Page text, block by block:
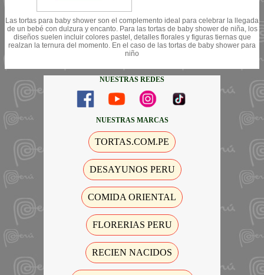
Las tortas para baby shower son el complemento ideal para celebrar la llegada
de un bebé con dulzura y encanto. Para las tortas de baby shower de niña, los
diseños suelen incluir colores pastel, detalles florales y figuras tiernas que
realzan la ternura del momento. En el caso de las tortas de baby shower para
niño
NUESTRAS REDES
NUESTRAS MARCAS
TORTAS.COM.PE
DESAYUNOS PERU
COMIDA ORIENTAL
FLORERIAS PERU
RECIEN NACIDOS